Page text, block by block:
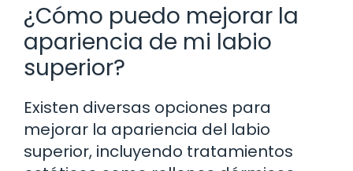
¿Cómo puedo mejorar la
apariencia de mi labio
superior?
Existen diversas opciones para
mejorar la apariencia del labio
superior, incluyendo tratamientos